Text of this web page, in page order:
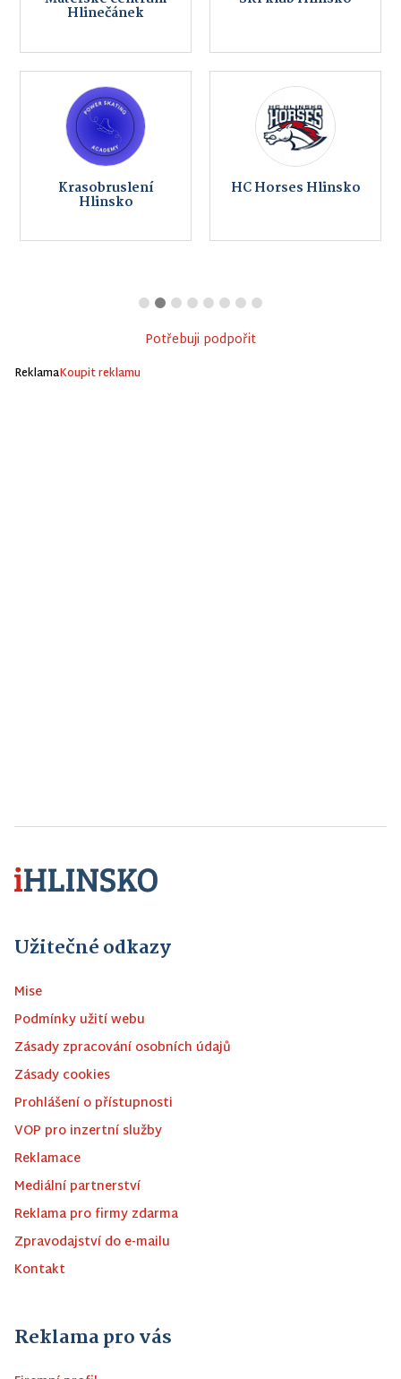
Hlinečánek
Krasobruslení
Hlinsko
HC Horses Hlinsko
Potřebuji podpořit
ReklamaKoupit reklamu
Užitečné odkazy
Mise
Podmínky užití webu
Zásady zpracování osobních údajů
Zásady cookies
Prohlášení o přístupnosti
VOP pro inzertní služby
Reklamace
Mediální partnerství
Reklama pro firmy zdarma
Zpravodajství do e-mailu
Kontakt
Reklama pro vás